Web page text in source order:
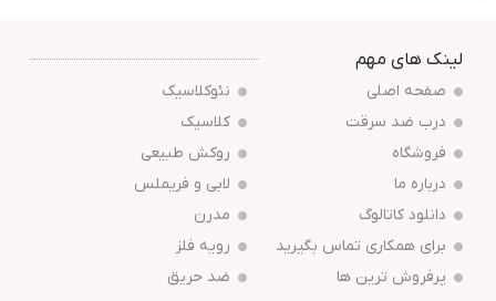
لینک های مهم
صفحه اصلی
درب ضد سرقت
فروشگاه
درباره ما
دانلود کاتالوگ
برای همکاری تماس بگیرید
پرفروش ترین ها
نئوکلاسیک
کلاسیک
روکش طبیعی
لابی و فریملس
مدرن
رویه فلز
ضد حریق